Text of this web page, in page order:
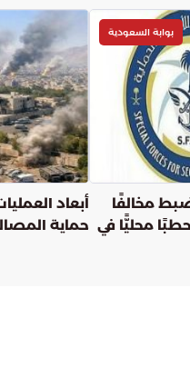
بوابة السعودية
مخالفًا
محليًّا في
أبعاد
حماية